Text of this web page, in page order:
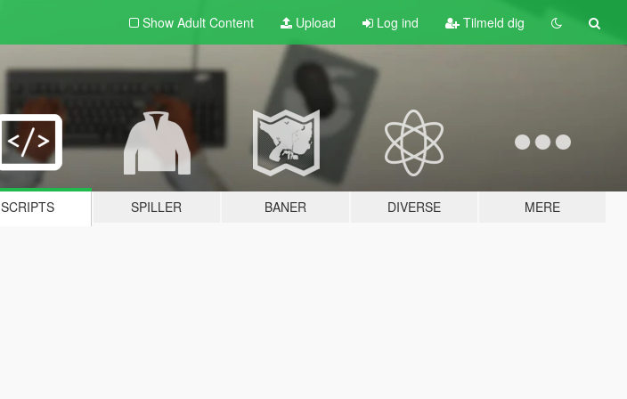
Show Adult Content Upload Log ind Tilmeld dig
SCRIPTS SPILLER BANER DIVERSE MERE